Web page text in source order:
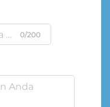
0/200